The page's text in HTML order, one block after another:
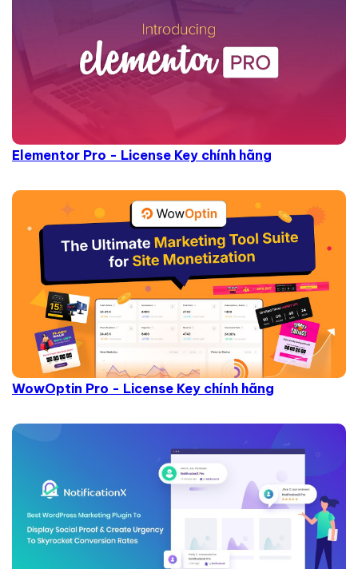
Elementor Pro - License Key chính hãng
WowOptin Pro - License Key chính hãng